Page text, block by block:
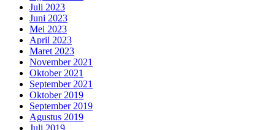
Juli 2023
Juni 2023
Mei 2023
April 2023
Maret 2023
November 2021
Oktober 2021
September 2021
Oktober 2019
September 2019
Agustus 2019
Juli 2019